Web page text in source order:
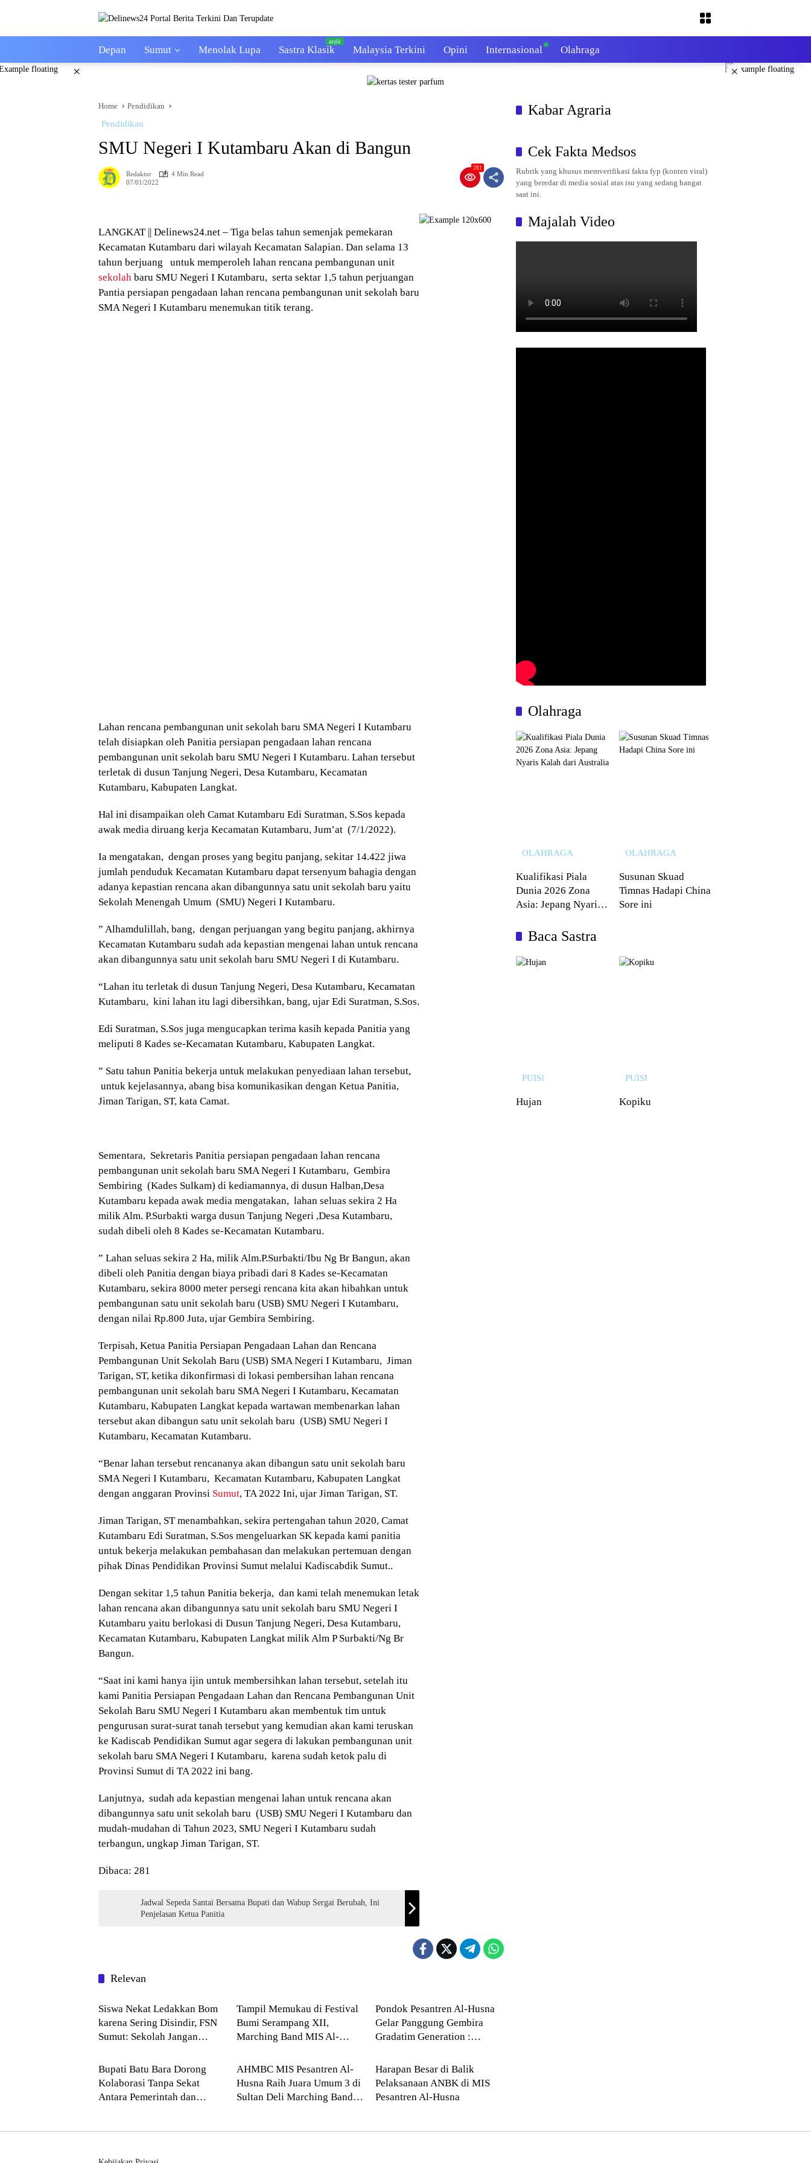
Depan Sumut Menolak Lupa Sastra Klasik Malaysia Terkini Opini Internasional Olahraga
× ×
Home Pendidikan
Pendidikan
SMU Negeri I Kutambaru Akan di Bangun
Redaktur
4 Min Read
07/01/2022
281
LANGKAT || Delinews24.net – Tiga belas tahun semenjak pemekaran
Kecamatan Kutambaru dari wilayah Kecamatan Salapian. Dan selama 13
tahun berjuang untuk memperoleh lahan rencana pembangunan unit
sekolah baru SMU Negeri I Kutambaru, serta sektar 1,5 tahun perjuangan
Pantia persiapan pengadaan lahan rencana pembangunan unit sekolah baru
SMA Negeri I Kutambaru menemukan titik terang.
Lahan rencana pembangunan unit sekolah baru SMA Negeri I Kutambaru
telah disiapkan oleh Panitia persiapan pengadaan lahan rencana
pembangunan unit sekolah baru SMU Negeri I Kutambaru. Lahan tersebut
terletak di dusun Tanjung Negeri, Desa Kutambaru, Kecamatan
Kutambaru, Kabupaten Langkat.
Hal ini disampaikan oleh Camat Kutambaru Edi Suratman, S.Sos kepada
awak media diruang kerja Kecamatan Kutambaru, Jum’at (7/1/2022).
Ia mengatakan, dengan proses yang begitu panjang, sekitar 14.422 jiwa
jumlah penduduk Kecamatan Kutambaru dapat tersenyum bahagia dengan
adanya kepastian rencana akan dibangunnya satu unit sekolah baru yaitu
Sekolah Menengah Umum (SMU) Negeri I Kutambaru.
” Alhamdulillah, bang, dengan perjuangan yang begitu panjang, akhirnya
Kecamatan Kutambaru sudah ada kepastian mengenai lahan untuk rencana
akan dibangunnya satu unit sekolah baru SMU Negeri I di Kutambaru.
“Lahan itu terletak di dusun Tanjung Negeri, Desa Kutambaru, Kecamatan
Kutambaru, kini lahan itu lagi dibersihkan, bang, ujar Edi Suratman, S.Sos.
Edi Suratman, S.Sos juga mengucapkan terima kasih kepada Panitia yang
meliputi 8 Kades se-Kecamatan Kutambaru, Kabupaten Langkat.
” Satu tahun Panitia bekerja untuk melakukan penyediaan lahan tersebut,
untuk kejelasannya, abang bisa komunikasikan dengan Ketua Panitia,
Jiman Tarigan, ST, kata Camat.
Sementara, Sekretaris Panitia persiapan pengadaan lahan rencana
pembangunan unit sekolah baru SMA Negeri I Kutambaru, Gembira
Sembiring (Kades Sulkam) di kediamannya, di dusun Halban,Desa
Kutambaru kepada awak media mengatakan, lahan seluas sekira 2 Ha
milik Alm. P.Surbakti warga dusun Tanjung Negeri ,Desa Kutambaru,
sudah dibeli oleh 8 Kades se-Kecamatan Kutambaru.
” Lahan seluas sekira 2 Ha, milik Alm.P.Surbakti/Ibu Ng Br Bangun, akan
dibeli oleh Panitia dengan biaya pribadi dari 8 Kades se-Kecamatan
Kutambaru, sekira 8000 meter persegi rencana kita akan hibahkan untuk
pembangunan satu unit sekolah baru (USB) SMU Negeri I Kutambaru,
dengan nilai Rp.800 Juta, ujar Gembira Sembiring.
Terpisah, Ketua Panitia Persiapan Pengadaan Lahan dan Rencana
Pembangunan Unit Sekolah Baru (USB) SMA Negeri I Kutambaru, Jiman
Tarigan, ST, ketika dikonfirmasi di lokasi pembersihan lahan rencana
pembangunan unit sekolah baru SMA Negeri I Kutambaru, Kecamatan
Kutambaru, Kabupaten Langkat kepada wartawan membenarkan lahan
tersebut akan dibangun satu unit sekolah baru (USB) SMU Negeri I
Kutambaru, Kecamatan Kutambaru.
“Benar lahan tersebut rencananya akan dibangun satu unit sekolah baru
SMA Negeri I Kutambaru, Kecamatan Kutambaru, Kabupaten Langkat
dengan anggaran Provinsi Sumut, TA 2022 Ini, ujar Jiman Tarigan, ST.
Jiman Tarigan, ST menambahkan, sekira pertengahan tahun 2020, Camat
Kutambaru Edi Suratman, S.Sos mengeluarkan SK kepada kami panitia
untuk bekerja melakukan pembahasan dan melakukan pertemuan dengan
pihak Dinas Pendidikan Provinsi Sumut melalui Kadiscabdik Sumut..
Dengan sekitar 1,5 tahun Panitia bekerja, dan kami telah menemukan letak
lahan rencana akan dibangunnya satu unit sekolah baru SMU Negeri I
Kutambaru yaitu berlokasi di Dusun Tanjung Negeri, Desa Kutambaru,
Kecamatan Kutambaru, Kabupaten Langkat milik Alm P Surbakti/Ng Br
Bangun.
“Saat ini kami hanya ijin untuk membersihkan lahan tersebut, setelah itu
kami Panitia Persiapan Pengadaan Lahan dan Rencana Pembangunan Unit
Sekolah Baru SMU Negeri I Kutambaru akan membentuk tim untuk
pengurusan surat-surat tanah tersebut yang kemudian akan kami teruskan
ke Kadiscab Pendidikan Sumut agar segera di lakukan pembangunan unit
sekolah baru SMA Negeri I Kutambaru, karena sudah ketok palu di
Provinsi Sumut di TA 2022 ini bang.
Lanjutnya, sudah ada kepastian mengenai lahan untuk rencana akan
dibangunnya satu unit sekolah baru (USB) SMU Negeri I Kutambaru dan
mudah-mudahan di Tahun 2023, SMU Negeri I Kutambaru sudah
terbangun, ungkap Jiman Tarigan, ST.
Dibaca: 281
Jadwal Sepeda Santai Bersama Bupati dan Wabup Sergai Berubah, Ini
Penjelasan Ketua Panitia
Relevan
NASIONAL
Siswa Nekat Ledakkan Bom
karena Sering Disindir, FSN
Sumut: Sekolah Jangan
Tampil Memukau di Festival
Bumi Serampang XII,
Marching Band MIS Al-
Pondok Pesantren Al-Husna
Gelar Panggung Gembira
Gradatim Generation :
Kreativitas Santri
Bupati Batu Bara Dorong
Kolaborasi Tanpa Sekat
Antara Pemerintah dan
--> Sumatera Utara
AHMBC MIS Pesantren Al-
Husna Raih Juara Umum 3 di
Sultan Deli Marching Band
Harapan Besar di Balik
Pelaksanaan ANBK di MIS
Pesantren Al-Husna
Kabar Agraria
Cek Fakta Medsos
Rubrik yang khusus memverifikasi fakta fyp (konten viral)
yang beredar di media sosial atas isu yang sedang hangat
saat ini.
Majalah Video
Olahraga
OLAHRAGA
Kualifikasi Piala
Dunia 2026 Zona
Asia: Jepang Nyaris
OLAHRAGA
Susunan Skuad
Timnas Hadapi China
Sore ini
Baca Sastra
PUISI
Hujan
PUISI
Kopiku